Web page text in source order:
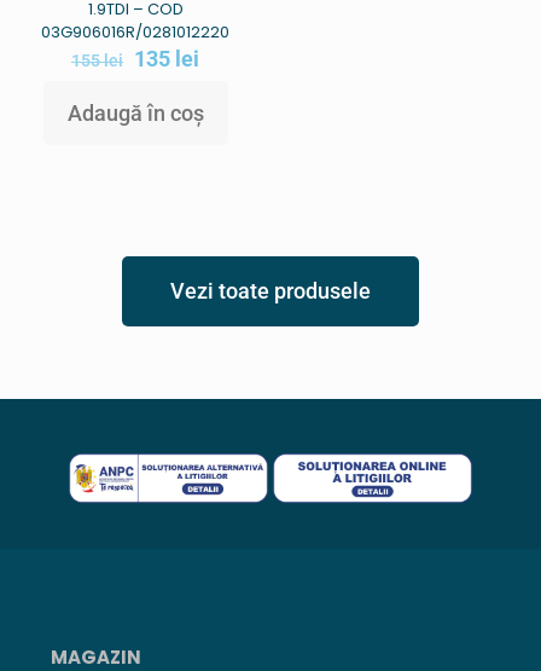
1.9TDI – COD
03G906016R/0281012220
155lei 135 lei
Adaugă în coș
Vezi toate produsele
MAGAZIN